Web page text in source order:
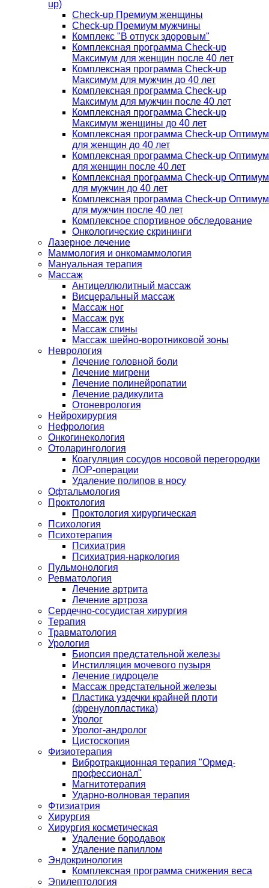
up)
Check-up Премиум женщины
Check-up Премиум мужчины
Комплекс "В отпуск здоровым"
Комплексная программа Check-up
Максимум для женщин после 40 лет
Комплексная программа Check-up
Максимум для мужчин до 40 лет
Комплексная программа Check-up
Максимум для мужчин после 40 лет
Комплексная программа Check-up
Максимум женщины до 40 лет
Комплексная программа Check-up Оптимум
для женщин до 40 лет
Комплексная программа Check-up Оптимум
для женщин после 40 лет
Комплексная программа Check-up Оптимум
для мужчин до 40 лет
Комплексная программа Check-up Оптимум
для мужчин после 40 лет
Комплексное спортивное обследование
Онкологические скрининги
Лазерное лечение
Маммология и онкомаммология
Мануальная терапия
Массаж
Антицеллюлитный массаж
Висцеральный массаж
Массаж ног
Массаж рук
Массаж спины
Массаж шейно-воротниковой зоны
Неврология
Лечение головной боли
Лечение мигрени
Лечение полинейропатии
Лечение радикулита
Отоневрология
Нейрохирургия
Нефрология
Онкогинекология
Отоларингология
Коагуляция сосудов носовой перегородки
ЛОР-операции
Удаление полипов в носу
Офтальмология
Проктология
Проктология хирургическая
Психология
Психотерапия
Психиатрия
Психиатрия-наркология
Пульмонология
Ревматология
Лечение артрита
Лечение артроза
Сердечно-сосудистая хирургия
Терапия
Травматология
Урология
Биопсия предстательной железы
Инстилляция мочевого пузыря
Лечение гидроцеле
Массаж предстательной железы
Пластика уздечки крайней плоти
(френулопластика)
Уролог
Уролог-андролог
Цистоскопия
Физиотерапия
Вибротракционная терапия "Ормед-
профессионал"
Магнитотерапия
Ударно-волновая терапия
Фтизиатрия
Хирургия
Хирургия косметическая
Удаление бородавок
Удаление папиллом
Эндокринология
Комплексная программа снижения веса
Эпилептология